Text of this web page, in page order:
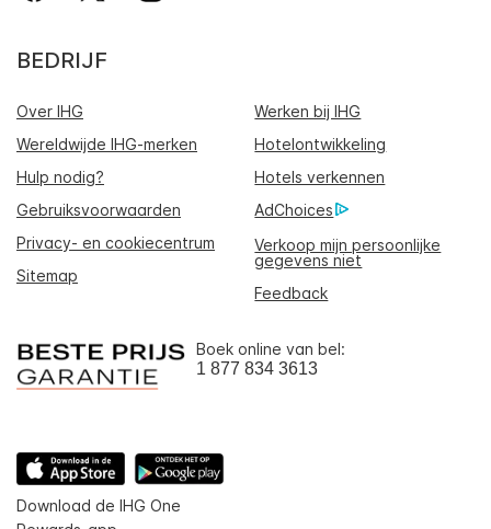
BEDRIJF
Over IHG
Werken bij IHG
Wereldwijde IHG-merken
Hotelontwikkeling
Hulp nodig?
Hotels verkennen
Gebruiksvoorwaarden
AdChoices
Privacy- en cookiecentrum
Verkoop mijn persoonlijke
gegevens niet
Sitemap
Feedback
Boek online van bel:
1 877 834 3613
Download de IHG One